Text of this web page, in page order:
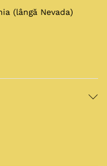
(lângă Nevada)